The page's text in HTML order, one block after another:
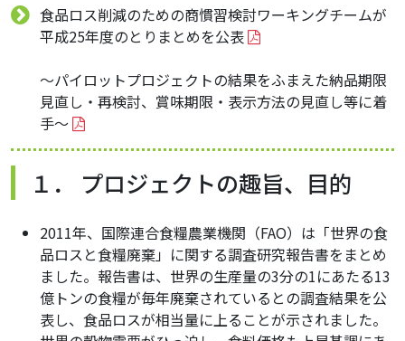
食品ロス削減のための商慣習検討ワーキングチームが
平成25年度のとりまとめを公表
～パイロットプロジェクトの結果をふまえた納品期限
見直し・再検討、賞味期限・表示方法の見直し等に着
手～
１． プロジェクトの趣旨、目的
2011年、国際連合食糧農業機関（FAO）は「世界の食
品ロスと食糧廃棄」に関する調査研究報告書をまとめ
ました。報告書は、世界の生産量の3分の1にあたる13
億トンの食糧が毎年廃棄されているとの調査結果を公
表し、食品ロスが相当量に上ることが示されました。